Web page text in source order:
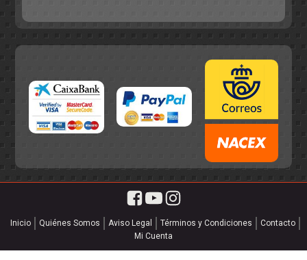
Inicio Quiénes Somos Aviso Legal Términos y Condiciones
Contacto
Mi Cuenta